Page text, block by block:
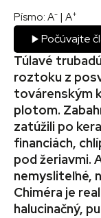
Písmo: A- | A+
Počúvajte
Túlavé
roztoku z
továrenským
plotom.
zatúžili po
financiách,
pod žeriavmi.
nemysliteľné,
Chiméra je
halucinačný,